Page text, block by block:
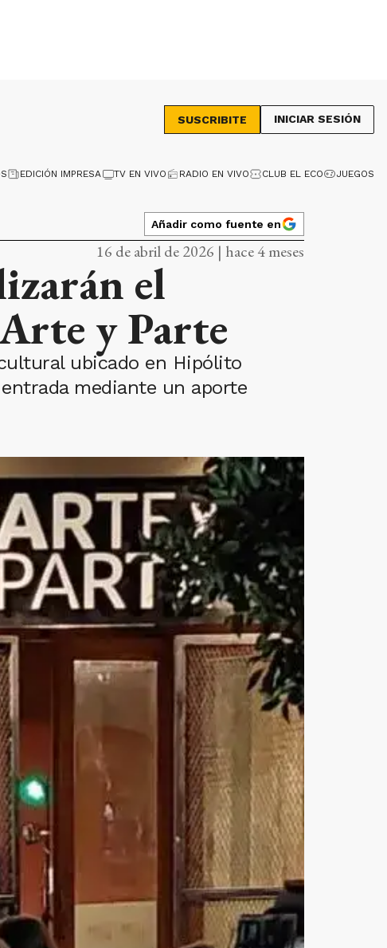
SUSCRIBITE INICIAR SESIÓN
EDICIÓN IMPRESA TV EN VIVO RADIO EN VIVO CLUB EL ECO JUEGOS
Añadir como fuente en
16 de abril de 2026 | hace 4 meses
el
y Parte
ubicado en Hipólito
mediante un aporte